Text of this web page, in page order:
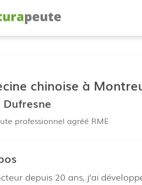
chinoise à
professionnel agréé RME
depuis 20 ans, j’ai